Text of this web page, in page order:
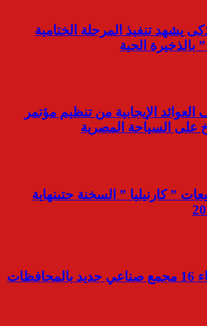
يشهد تنفيذ المرحلة الختامية
الإيجابية من تنظيم مؤتمر
على السياحة المصرية
” كارنيليا ” السخنة حتىنهاية
مصر تستهدف إنشاء 16 مجمع صناعي جديد بالمحافظات